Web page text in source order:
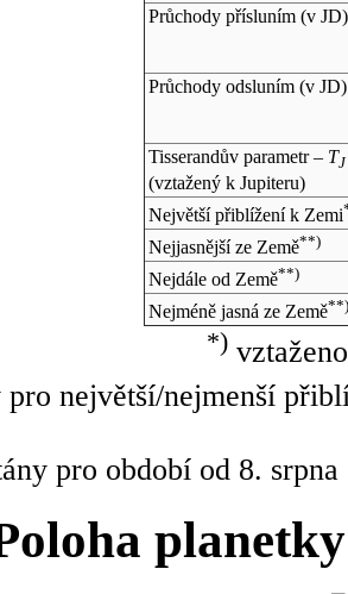
Průchody přísluním (v JD)
Průchody odsluním (v JD)
Tisserandův parametr – TJ
(vztažený k Jupiteru)
Největší přiblížení k Zemi
Nejjasnější ze Země**)
Nejdále od Země**)
Nejméně jasná ze Země**)
*)
největší/nejmenší
pro období od 8.